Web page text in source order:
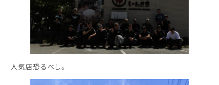
人気店恐るべし。